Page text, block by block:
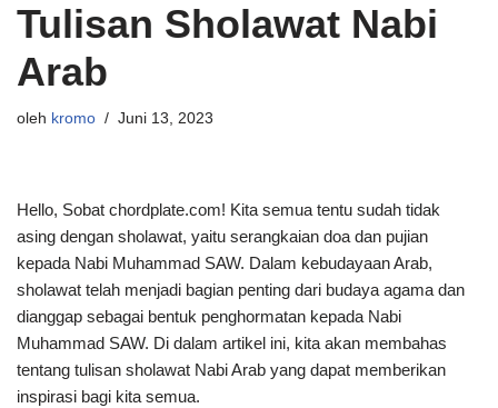
Tulisan Sholawat Nabi
Arab
oleh kromo Juni 13, 2023
Hello, Sobat chordplate.com! Kita semua tentu sudah tidak
asing dengan sholawat, yaitu serangkaian doa dan pujian
kepada Nabi Muhammad SAW. Dalam kebudayaan Arab,
sholawat telah menjadi bagian penting dari budaya agama dan
dianggap sebagai bentuk penghormatan kepada Nabi
Muhammad SAW. Di dalam artikel ini, kita akan membahas
tentang tulisan sholawat Nabi Arab yang dapat memberikan
inspirasi bagi kita semua.